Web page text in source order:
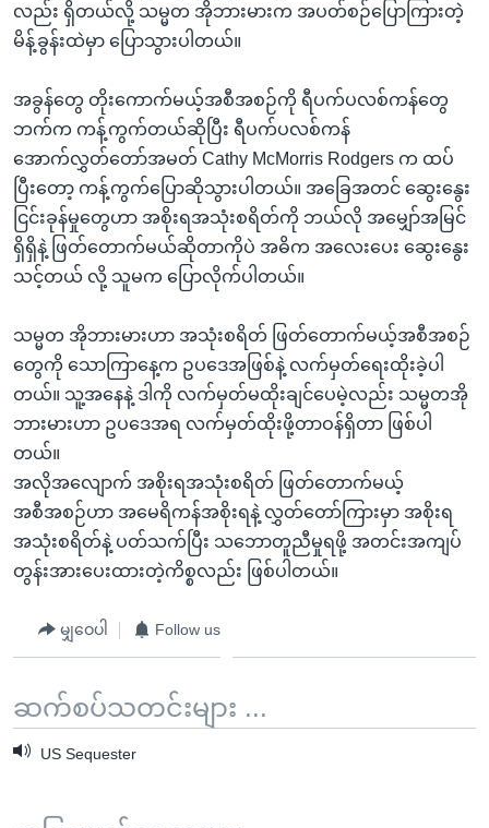
လည်း ရှိတယ်လို့ သမ္မတ အိုဘားမားက အပတ်စဉ်ပြောကြားတဲ့
မိန့်ခွန်းထဲမှာ ပြောသွားပါတယ်။
အခွန်တွေ တိုးကောက်မယ့်အစီအစဉ်ကို ရီပက်ပလစ်ကန်တွေ
ဘက်က ကန့်ကွက်တယ်ဆိုပြီး ရီပက်ပလစ်ကန်
အောက်လွှတ်တော်အမတ် Cathy McMorris Rodgers က ထပ်
ပြီးတော့ ကန့်ကွက်ပြောဆိုသွားပါတယ်။ အခြေအတင် ဆွေးနွေး
ငြင်းခုန်မှုတွေဟာ အစိုးရအသုံးစရိတ်ကို ဘယ်လို အမျှော်အမြင်
ရှိရှိနဲ့ ဖြတ်တောက်မယ်ဆိုတာကိုပဲ အဓိက အလေးပေး ဆွေးနွေး
သင့်တယ် လို့ သူမက ပြောလိုက်ပါတယ်။
သမ္မတ အိုဘားမားဟာ အသုံးစရိတ် ဖြတ်တောက်မယ့်အစီအစဉ်
တွေကို သောကြာနေ့က ဥပဒေအဖြစ်နဲ့ လက်မှတ်ရေးထိုးခဲ့ပါ
တယ်။ သူ့အနေနဲ့ ဒါကို လက်မှတ်မထိုးချင်ပေမဲ့လည်း သမ္မတအို
ဘားမားဟာ ဥပဒေအရ လက်မှတ်ထိုးဖို့တာဝန်ရှိတာ ဖြစ်ပါ
တယ်။
အလိုအလျောက် အစိုးရအသုံးစရိတ် ဖြတ်တောက်မယ့်
အစီအစဉ်ဟာ အမေရိကန်အစိုးရနဲ့ လွှတ်တော်ကြားမှာ အစိုးရ
အသုံးစရိတ်နဲ့ ပတ်သက်ပြီး သဘောတူညီမှုရဖို့ အတင်းအကျပ်
တွန်းအားပေးထားတဲ့ကိစ္စလည်း ဖြစ်ပါတယ်။
မျှဝေပါ Follow us
ဆက်စပ်သတင်းများ ...
US Sequester